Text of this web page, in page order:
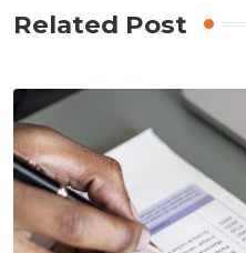
Related Post